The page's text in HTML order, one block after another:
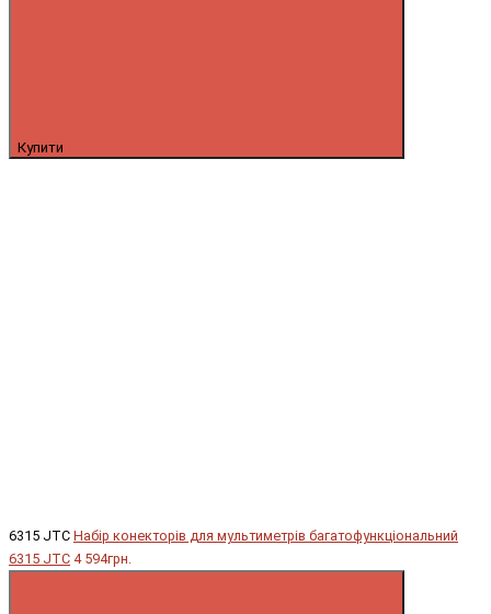
Купити
6315 JTC Набір конекторів для мультиметрів багатофункціональний
6315 JTC 4 594грн.